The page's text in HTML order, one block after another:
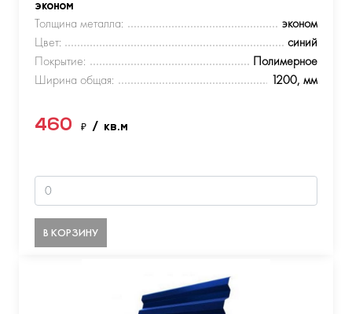
эконом
Толщина металла:
эконом
Цвет:
синий
Покрытие:
Полимерное
Ширина общая:
1200, мм
460 ₽ / кв.м
В КОРЗИНУ